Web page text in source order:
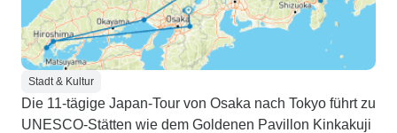
Stadt & Kultur
Die 11-tägige Japan-Tour von Osaka nach Tokyo führt zu
UNESCO-Stätten wie dem Goldenen Pavillon Kinkakuji